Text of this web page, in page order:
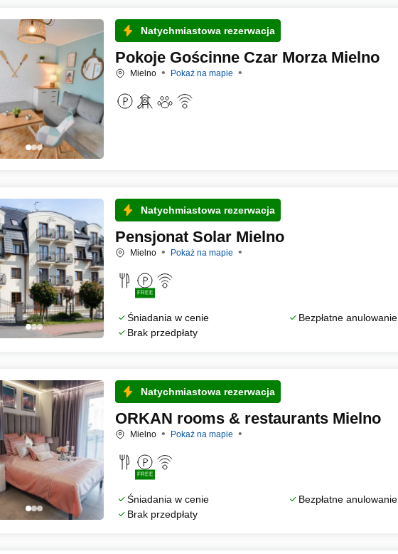
Natychmiastowa rezerwacja
Pokoje Gościnne Czar Morza Mielno
Mielno Pokaż na mapie
Natychmiastowa rezerwacja
Pensjonat Solar Mielno
Mielno Pokaż na mapie
FREE
Śniadania w cenie
Bezpłatne anulowanie
Brak przedpłaty
Natychmiastowa rezerwacja
ORKAN rooms & restaurants Mielno
Mielno Pokaż na mapie
FREE
Śniadania w cenie
Bezpłatne anulowanie
Brak przedpłaty